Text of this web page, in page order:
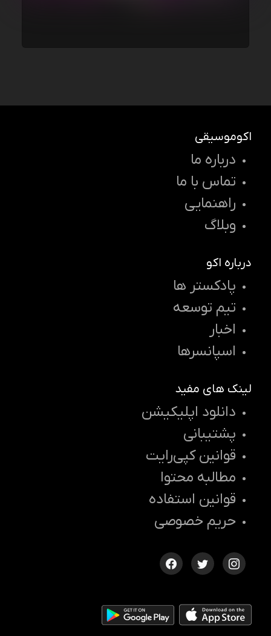
اکوموسیقی
درباره ما
تماس با ما
راهنمایی
وبلاگ
درباره اکو
پادکستر ها
تیم توسعه
اخبار
اسپانسرها
لینک های مفید
دانلود اپلیکیشن
پشتیبانی
قوانین کپی‌رایت
مطالبه محتوا
قوانین استفاده
حریم خصوصی